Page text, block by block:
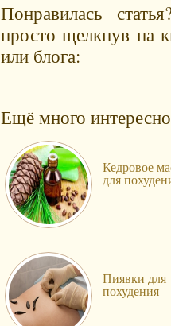
Понравилась
просто щелкнув на
или блога:
Ещё много
Кедровое
для
Пиявки для
похудения